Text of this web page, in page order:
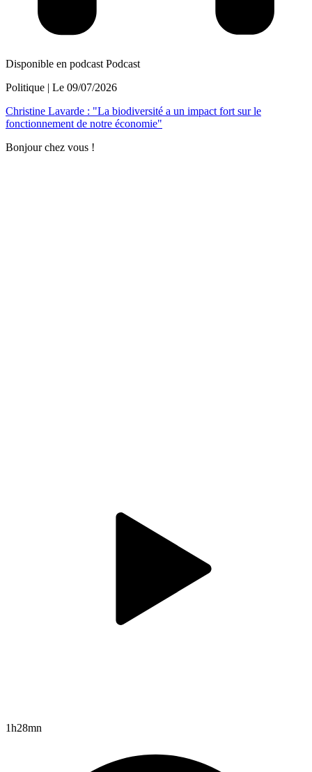
Disponible en podcast Podcast
Politique | Le 09/07/2026
Christine Lavarde : "La biodiversité a un impact fort sur le
fonctionnement de notre économie"
Bonjour chez vous !
1h28mn